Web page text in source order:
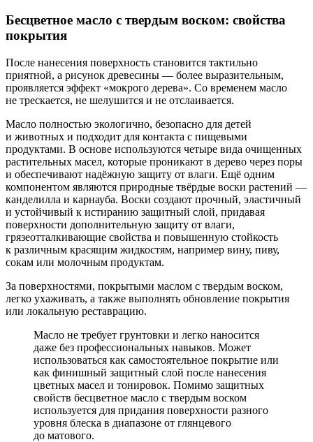
Бесцветное масло с твердым воском: свойства
покрытия
После нанесения поверхность становится тактильно
приятной, а рисунок древесины — более выразительным,
проявляется эффект «мокрого дерева». Со временем масло
не трескается, не шелушится и не отслаивается.
Масло полностью экологично, безопасно для детей
и животных и подходит для контакта с пищевыми
продуктами. В основе используются четыре вида очищенных
растительных масел, которые проникают в дерево через поры
и обеспечивают надёжную защиту от влаги. Ещё одним
компонентом являются природные твёрдые воски растений —
канделилла и карнауба. Воски создают прочный, эластичный
и устойчивый к истиранию защитный слой, придавая
поверхности дополнительную защиту от влаги,
грязеотталкивающие свойства и повышенную стойкость
к различным красящим жидкостям, например вину, пиву,
сокам или молочным продуктам.
За поверхностями, покрытыми маслом с твердым воском,
легко ухаживать, а также выполнять обновление покрытия
или локальную реставрацию.
Масло не требует грунтовки и легко наносится
даже без профессиональных навыков. Может
использоваться как самостоятельное покрытие или
как финишный защитный слой после нанесения
цветных масел и тонировок. Помимо защитных
свойств бесцветное масло с твердым воском
используется для придания поверхности разного
уровня блеска в диапазоне от глянцевого
до матового.